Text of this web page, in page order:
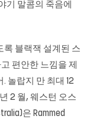
기 ​​말콤의 죽음에
록 블랙잭 설계된 스
편안한 느낌을 제
놀랍지 만 최대 12
2 월, 웨스턴 오스
은 Rammed